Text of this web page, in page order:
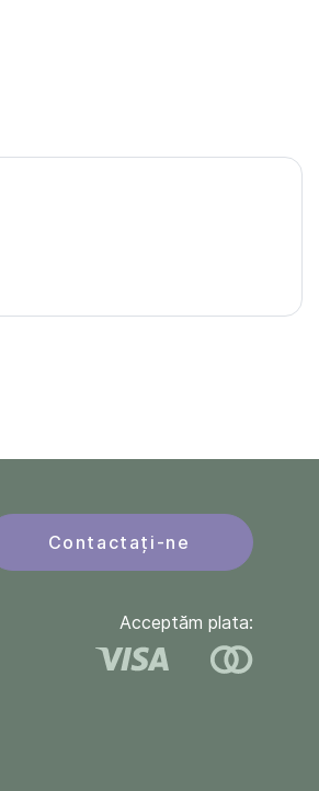
Contactați-ne
Acceptăm plata: